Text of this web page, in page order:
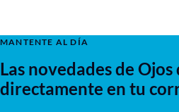
MANTENTE AL DÍA
Las novedades de
directamente en tu